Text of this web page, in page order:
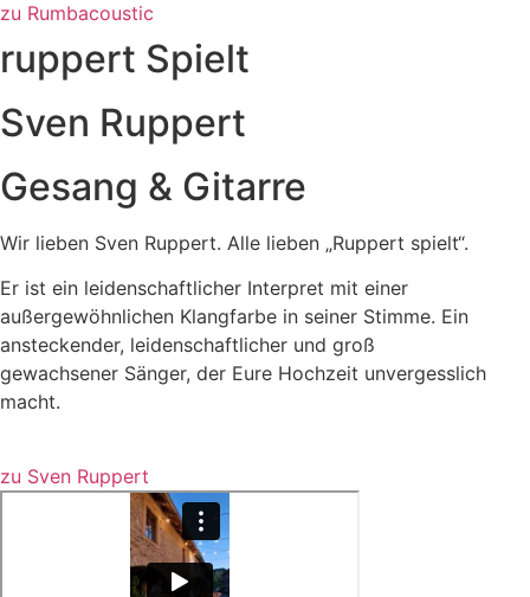
zu Rumbacoustic
ruppert Spielt
Sven Ruppert
Gesang & Gitarre
Wir lieben Sven Ruppert. Alle lieben „Ruppert spielt“.
Er ist ein leidenschaftlicher Interpret mit einer
außergewöhnlichen Klangfarbe in seiner Stimme. Ein
ansteckender, leidenschaftlicher und groß
gewachsener Sänger, der Eure Hochzeit unvergesslich
macht.
zu Sven Ruppert